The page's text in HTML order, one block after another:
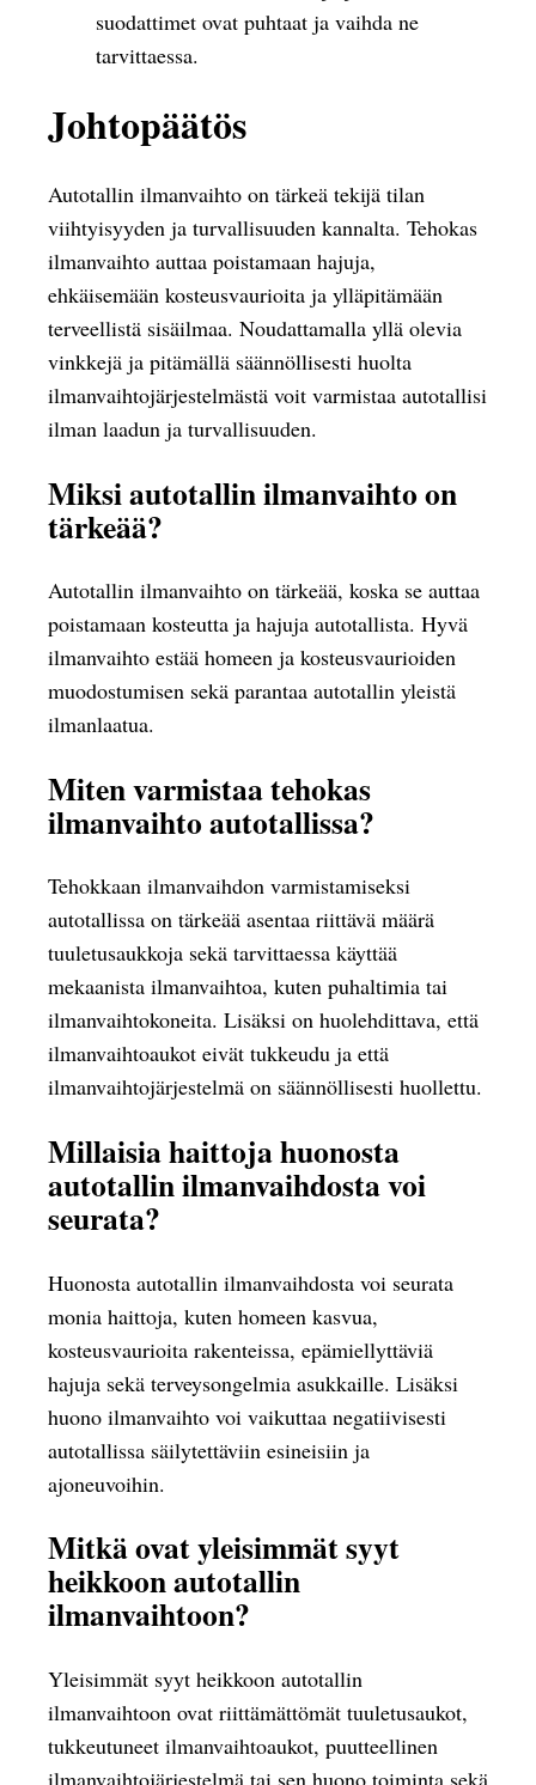
suodattimet ovat puhtaat ja vaihda ne
tarvittaessa.
Johtopäätös
Autotallin ilmanvaihto on tärkeä tekijä tilan
viihtyisyyden ja turvallisuuden kannalta. Tehokas
ilmanvaihto auttaa poistamaan hajuja,
ehkäisemään kosteusvaurioita ja ylläpitämään
terveellistä sisäilmaa. Noudattamalla yllä olevia
vinkkejä ja pitämällä säännöllisesti huolta
ilmanvaihtojärjestelmästä voit varmistaa autotallisi
ilman laadun ja turvallisuuden.
Miksi autotallin ilmanvaihto on
tärkeää?
Autotallin ilmanvaihto on tärkeää, koska se auttaa
poistamaan kosteutta ja hajuja autotallista. Hyvä
ilmanvaihto estää homeen ja kosteusvaurioiden
muodostumisen sekä parantaa autotallin yleistä
ilmanlaatua.
Miten varmistaa tehokas
ilmanvaihto autotallissa?
Tehokkaan ilmanvaihdon varmistamiseksi
autotallissa on tärkeää asentaa riittävä määrä
tuuletusaukkoja sekä tarvittaessa käyttää
mekaanista ilmanvaihtoa, kuten puhaltimia tai
ilmanvaihtokoneita. Lisäksi on huolehdittava, että
ilmanvaihtoaukot eivät tukkeudu ja että
ilmanvaihtojärjestelmä on säännöllisesti huollettu.
Millaisia haittoja huonosta
autotallin ilmanvaihdosta voi
seurata?
Huonosta autotallin ilmanvaihdosta voi seurata
monia haittoja, kuten homeen kasvua,
kosteusvaurioita rakenteissa, epämiellyttäviä
hajuja sekä terveysongelmia asukkaille. Lisäksi
huono ilmanvaihto voi vaikuttaa negatiivisesti
autotallissa säilytettäviin esineisiin ja
ajoneuvoihin.
Mitkä ovat yleisimmät syyt
heikkoon autotallin
ilmanvaihtoon?
Yleisimmät syyt heikkoon autotallin
ilmanvaihtoon ovat riittämättömät tuuletusaukot,
tukkeutuneet ilmanvaihtoaukot, puutteellinen
ilmanvaihtojärjestelmä tai sen huono toiminta sekä